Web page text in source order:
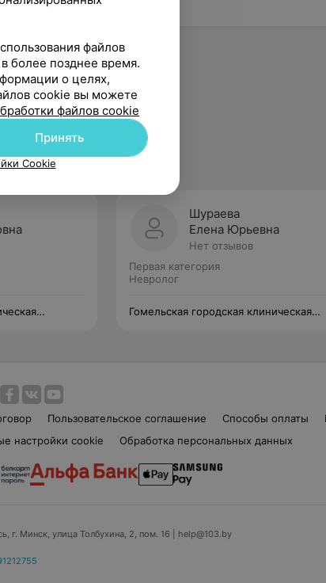
Шураева
Елена Юрьевна
Нет отзывов
Первая категория
Невролог
Гомельская городская клиническая
Пользовательское соглашение Способы оплаты
настройки cookie Обработка персональных данных
г. Минск, улица Толбухина, 2, пом. 16 | help@103.by
файлов
более позднее время.
о целях,
cookie вы можете
файлов cookie
Принять
Cookie